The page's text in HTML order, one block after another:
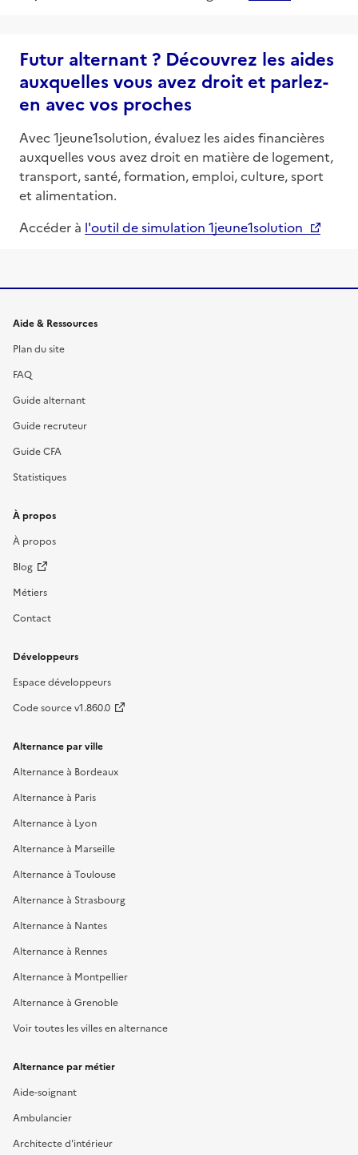
Futur alternant ? Découvrez les aides
auxquelles vous avez droit et parlez-
en avec vos proches
Avec 1jeune1solution, évaluez les aides financières
auxquelles vous avez droit en matière de logement,
transport, santé, formation, emploi, culture, sport
et alimentation.
Accéder à l'outil de simulation 1jeune1solution
Informations et liens du site
Aide & Ressources
Plan du site
FAQ
Guide alternant
Guide recruteur
Guide CFA
Statistiques
À propos
À propos
Blog
Métiers
Contact
Développeurs
Espace développeurs
Code source v1.860.0
Alternance par ville
Alternance à Bordeaux
Alternance à Paris
Alternance à Lyon
Alternance à Marseille
Alternance à Toulouse
Alternance à Strasbourg
Alternance à Nantes
Alternance à Rennes
Alternance à Montpellier
Alternance à Grenoble
Voir toutes les villes en alternance
Alternance par métier
Aide-soignant
Ambulancier
Architecte d'intérieur